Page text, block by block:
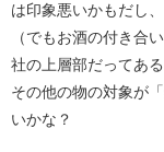
は印象悪いかもだし、
（でもお酒の付き合
社の上層部だってある
その他の物の対象が
いかな？